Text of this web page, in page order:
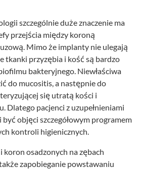
szczególnie duże znaczenie ma
przejścia między koroną
Mimo że implanty nie ulegają
tkanki przyzębia i kość są bardzo
bakteryjnego. Niewłaściwa
do mucositis, a następnie do
się utratą kości i
Dlatego pacjenci z uzupełnieniami
objęci szczegółowym programem
kontroli higienicznych.
osadzonych na zębach
zapobieganie powstawaniu